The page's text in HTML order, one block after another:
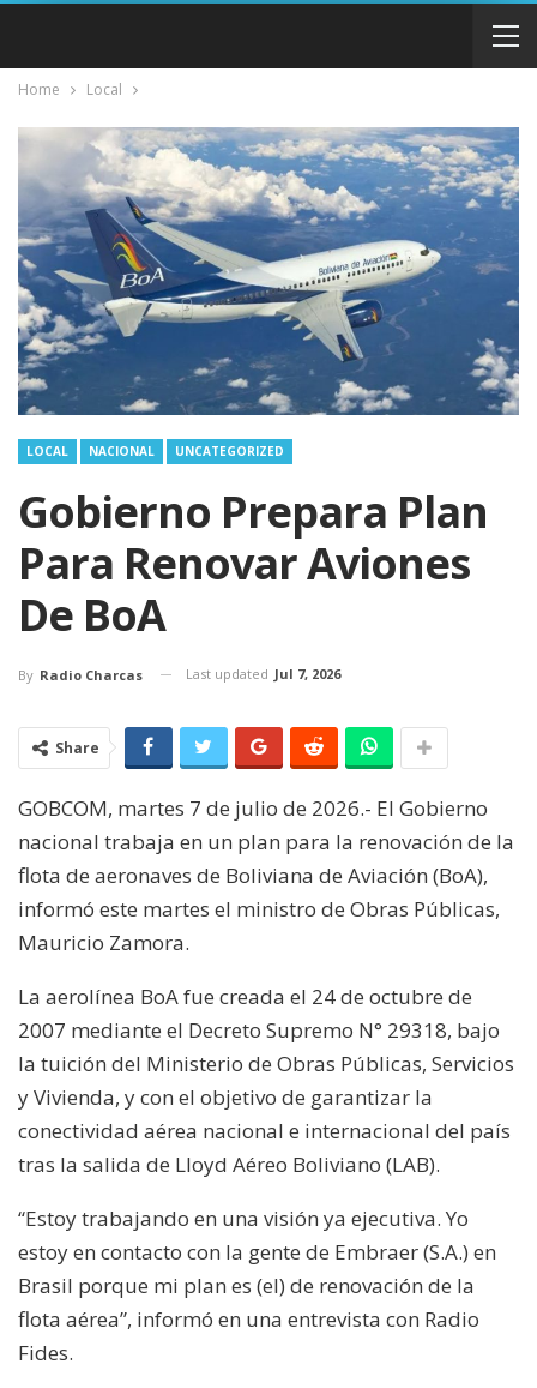
Home Local
LOCAL NACIONAL UNCATEGORIZED
Gobierno Prepara Plan
Para Renovar Aviones
De BoA
By Radio Charcas Last updated Jul 7, 2026
Share
GOBCOM, martes 7 de julio de 2026.- El Gobierno
nacional trabaja en un plan para la renovación de la
flota de aeronaves de Boliviana de Aviación (BoA),
informó este martes el ministro de Obras Públicas,
Mauricio Zamora.
La aerolínea BoA fue creada el 24 de octubre de
2007 mediante el Decreto Supremo N° 29318, bajo
la tuición del Ministerio de Obras Públicas, Servicios
y Vivienda, y con el objetivo de garantizar la
conectividad aérea nacional e internacional del país
tras la salida de Lloyd Aéreo Boliviano (LAB).
“Estoy trabajando en una visión ya ejecutiva. Yo
estoy en contacto con la gente de Embraer (S.A.) en
Brasil porque mi plan es (el) de renovación de la
flota aérea”, informó en una entrevista con Radio
Fides.